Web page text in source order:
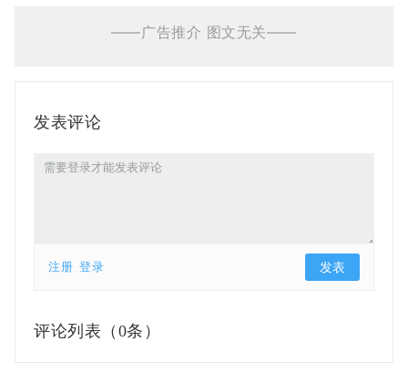
——广告推介 图文无关——
发表评论
注册 登录
评论列表（ 0条）